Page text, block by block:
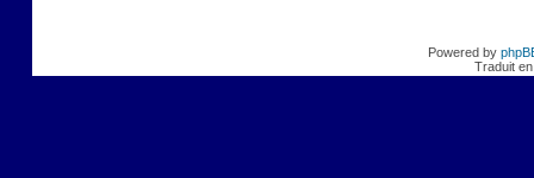
Powered by
Traduit